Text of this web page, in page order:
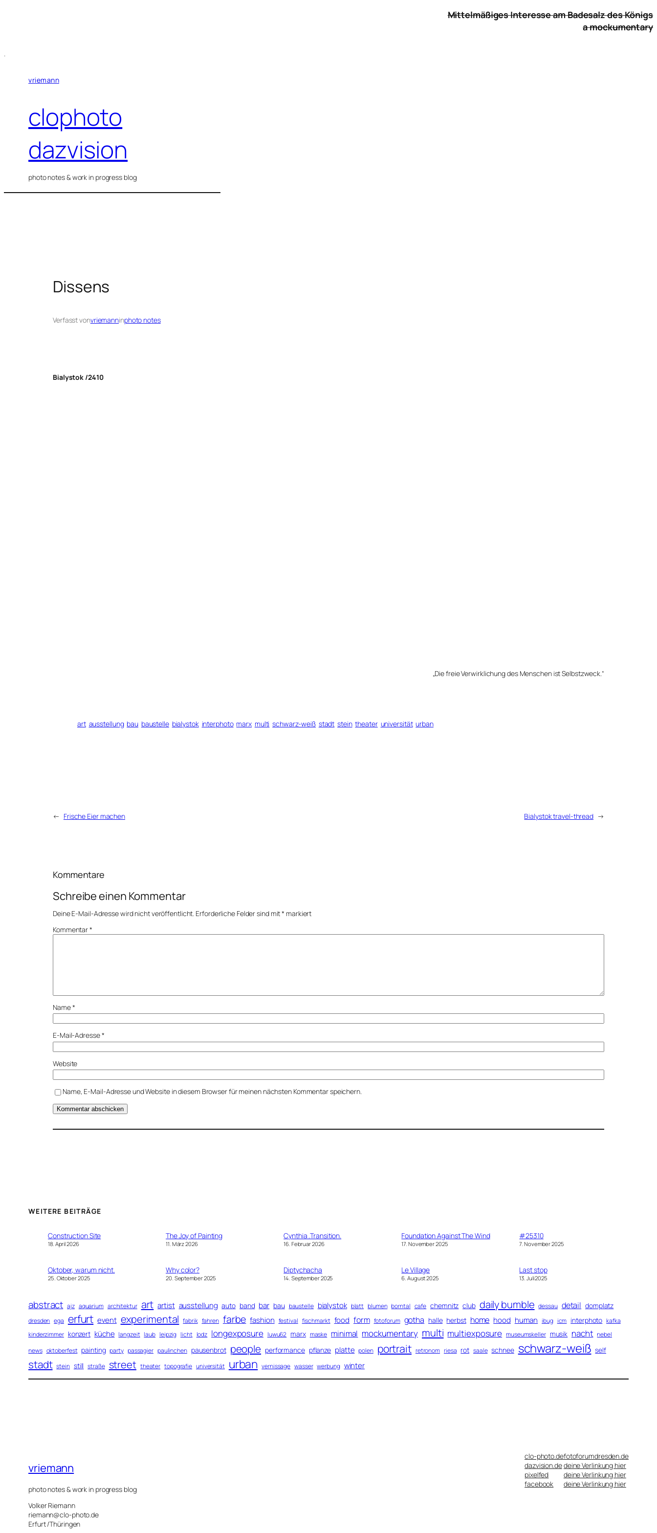
Mittelmäßiges Interesse am Badesalz des Königs
a mockumentary
.
vriemann
clophoto
dazvision
photo notes & work in progress blog
Dissens
Verfasst vonvriemanninphoto notes
Bialystok /2410
„Die freie Verwirklichung des Menschen ist Selbstzweck.“
art ausstellung bau baustelle bialystok interphoto marx multi schwarz-weiß stadt stein theater universität urban
← Frische Eier machen Bialystok travel-thread →
Kommentare
Schreibe einen Kommentar
Deine E-Mail-Adresse wird nicht veröffentlicht. Erforderliche Felder sind mit* markiert
Kommentar*
Name*
E-Mail-Adresse*
Website
Name, E-Mail-Adresse und Website in diesem Browser für meinen nächsten Kommentar speichern.
WEITERE BEITRÄGE
Construction Site
18. April 2026
The Joy of Painting
11. März 2026
Cynthia .Transition.
16. Februar 2026
Foundation Against The Wind
17. November 2025
#25310
7. November 2025
Oktober, warum nicht.
25. Oktober 2025
Why color?
20. September 2025
Diptychacha
14. September 2025
Le Village
6. August 2025
Last stop
13. Juli 2025
abstract ajz aquarium architektur art artist ausstellung auto band bar bau baustelle bialystok blatt blumen borntal cafe chemnitz club daily bumble dessau detail domplatz
dresden ega erfurt event experimental fabrik fahren farbe fashion festival fischmarkt food form fotoforum gotha halle herbst home hood human ibug icm interphoto kafka
kinderzimmer konzert küche langzeit laub leipzig licht lodz longexposure luwu62 marx maske minimal mockumentary multi multiexposure museumskeller musik nacht nebel
news oktoberfest painting party passagier paulinchen pausenbrot people performance pflanze platte polen portrait retronom riesa rot saale schnee schwarz-weiß self
stadt stein still straße street theater topografie universität urban vernissage wasser werbung winter
vriemann
photo notes & work in progress blog
Volker Riemann
riemann@clo-photo.de
Erfurt /Thüringen
clo-photo.de
dazvision.de
pixelfed
facebook
fotoforumdresden.de
deine Verlinkung hier
deine Verlinkung hier
deine Verlinkung hier